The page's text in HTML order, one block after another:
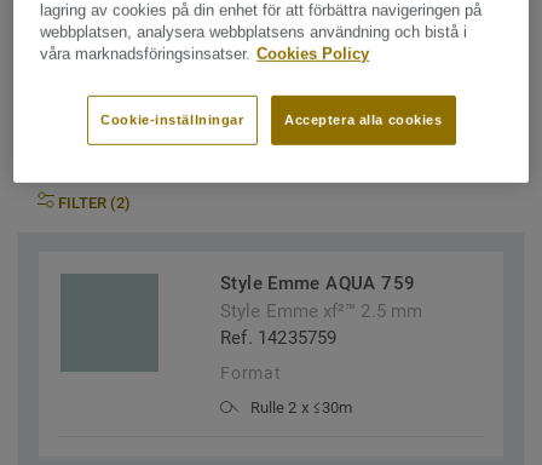
Se alla Style Emme xf²™ 2.5
mm
FILTER (2)
Style Emme AQUA 759
Style Emme xf²™ 2.5 mm
Ref. 14235759
Format
Rulle 2 x ≤30m
lagring av cookies på din enhet för att förbättra navigeringen på
webbplatsen, analysera webbplatsens användning och bistå i
våra marknadsföringsinsatser. Cookies Policy
Acceptera alla cookies
Cookie-inställningar